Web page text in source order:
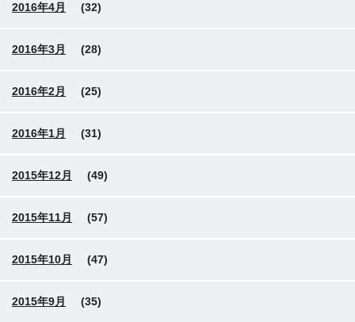
2016年4月 (32)
2016年3月 (28)
2016年2月 (25)
2016年1月 (31)
2015年12月 (49)
2015年11月 (57)
2015年10月 (47)
2015年9月 (35)